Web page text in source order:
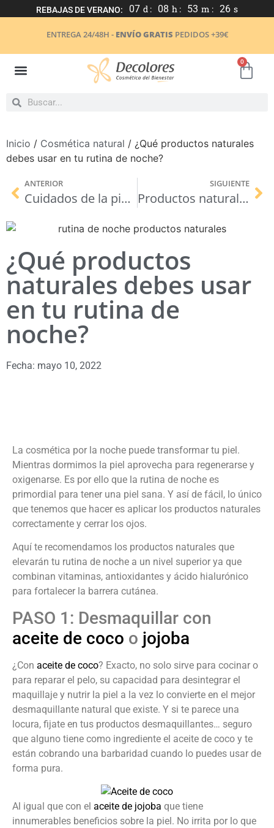
REBAJAS DE VERANO: 07 d : 08 h : 53 m : 26 s
ENTREGA 24/48H - ENVÍO GRATIS PEDIDOS +39€
0
Inicio / Cosmética natural / ¿Qué productos naturales
debes usar en tu rutina de noche?
ANTERIOR
Cuidados de la piel con la menopausia
SIGUIENTE
Productos naturales para disminuir las estrías
¿Qué productos
naturales debes usar
en tu rutina de
noche?
Fecha: mayo 10, 2022
La cosmética por la noche puede transformar tu piel.
Mientras dormimos la piel aprovecha para regenerarse y
oxigenarse. Es por ello que la rutina de noche es
primordial para tener una piel sana. Y así de fácil, lo único
que tenemos que hacer es aplicar los productos naturales
correctamente y cerrar los ojos.
Aquí te recomendamos los productos naturales que
elevarán tu rutina de noche a un nivel superior ya que
combinan vitaminas, antioxidantes y ácido hialurónico
para fortalecer la barrera cutánea.
PASO 1: Desmaquillar con
aceite de coco o jojoba
¿Con aceite de coco? Exacto, no solo sirve para cocinar o
para reparar el pelo, su capacidad para desintegrar el
maquillaje y nutrir la piel a la vez lo convierte en el mejor
desmaquillante natural que existe. Y si te parece una
locura, fijate en tus productos desmaquillantes… seguro
que alguno tiene como ingrediente el aceite de coco y te
están cobrando una barbaridad cuando lo puedes usar de
forma pura.
Al igual que con el aceite de jojoba que tiene
innumerables beneficios sobre la piel. No irrita por lo que